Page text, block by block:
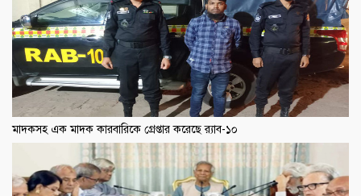
মাদকসহ এক মাদক কারবারিকে গ্রেপ্তার করেছে র‌্যাব-১০